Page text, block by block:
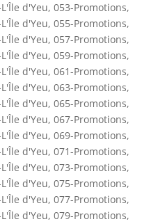
d'Yeu, 053-Promotions,
d'Yeu, 055-Promotions,
d'Yeu, 057-Promotions,
d'Yeu, 059-Promotions,
d'Yeu, 061-Promotions,
d'Yeu, 063-Promotions,
d'Yeu, 065-Promotions,
d'Yeu, 067-Promotions,
d'Yeu, 069-Promotions,
d'Yeu, 071-Promotions,
d'Yeu, 073-Promotions,
d'Yeu, 075-Promotions,
d'Yeu, 077-Promotions,
d'Yeu, 079-Promotions,